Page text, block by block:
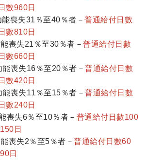
數960日
喪失31％至40％者－ 普通給付日數
數810日
喪失21％至30％者－ 普通給付日數
數660日
喪失16％至20％者－ 普通給付日數
數420日
喪失11％至15％者－ 普通給付日數
數240日
喪失6％至10％者－ 普通給付日數100
日
喪失2％至5％者－ 普通給付日數60
日